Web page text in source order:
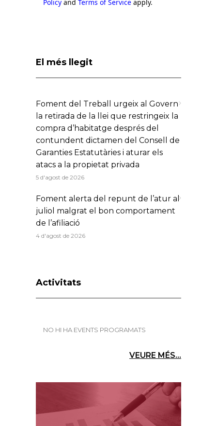
Policy and Terms of Service apply.
El més llegit
Foment del Treball urgeix al Govern
la retirada de la llei que restringeix la
compra d’habitatge després del
contundent dictamen del Consell de
Garanties Estatutàries i aturar els
atacs a la propietat privada
5 d'agost de 2026
Foment alerta del repunt de l’atur al
juliol malgrat el bon comportament
de l’afiliació
4 d'agost de 2026
Activitats
NO HI HA EVENTS PROGRAMATS
VEURE MÉS...